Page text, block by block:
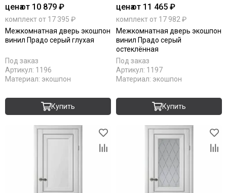
ценаот 10 879 ₽
комплект от 17 395 ₽
Межкомнатная дверь экошпон
винил Прадо серый глухая
Под заказ
Артикул: 1196
Материал: экошпон
Купить
ценаот 11 465 ₽
комплект от 17 982 ₽
Межкомнатная дверь экошпон
винил Прадо серый
остеклённая
Под заказ
Артикул: 1197
Материал: экошпон
Купить